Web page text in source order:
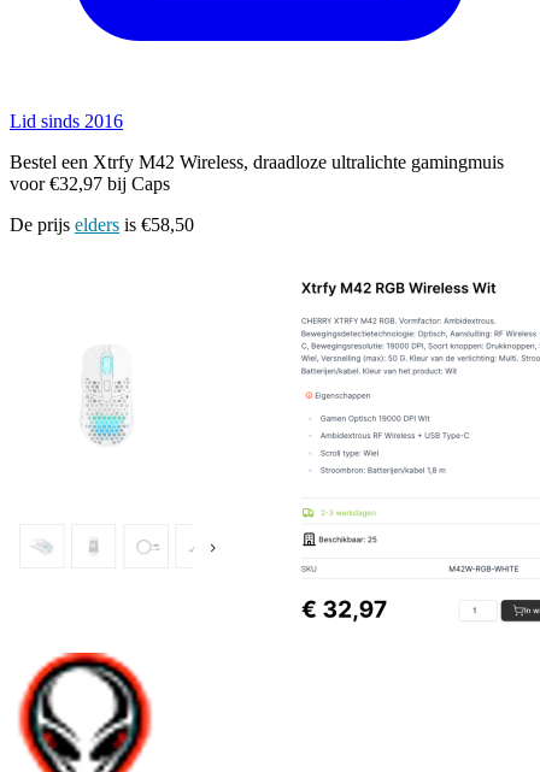
Lid sinds 2016
Bestel een Xtrfy M42 Wireless, draadloze ultralichte gamingmuis
voor €32,97 bij Caps
De prijs elders is €58,50